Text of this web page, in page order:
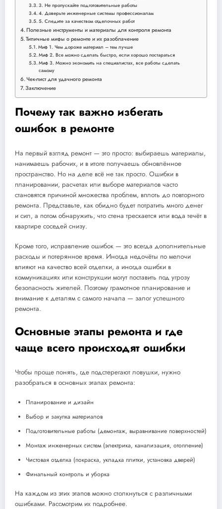
3. Не пропускайте подготовительные работы
4. Доверьте инженерные системы профессионалам
5. Следите за качеством отделочных работ
Полезные инструменты и материалы для контроля ремонта
Типичные мифы о ремонте и их разоблачение
Миф 1. Чем дороже материал – тем лучше
Миф 2. Все можно сделать быстро, если хорошо постараться
Миф 3. Можно экономить на специалистах, все работы сделать
самому
Чек-лист для удачного ремонта
Заключение
Почему так важно избегать
ошибок в ремонте
На первый взгляд ремонт — это просто: выбираешь материалы,
нанимаешь рабочих, и в итоге получаешь обновлённое
пространство. Но на деле всё не так просто. Ошибки в
планировании, расчетах или выборе материалов часто
становятся причиной множества проблем, вплоть до повторного
ремонта. Представьте, как обидно будет потратить много денег
и сил, а потом обнаружить, что стена трескается или вода течёт в
квартире соседей снизу.
Кроме того, исправление ошибок — это всегда дополнительные
расходы и потерянное время. Иногда недочёты по мелочи
влияют на качество всей отделки, а иногда ошибки в
коммуникациях или конструкции могут поставить под угрозу
безопасность жителей. Поэтому грамотное планирование и
внимание к деталям с самого начала — залог успешного
ремонта.
Основные этапы ремонта и где
чаще всего происходят ошибки
Чтобы проще понять, где подстерегают ловушки, нужно
разобраться в основных этапах ремонта:
Планирование и дизайн
Выбор и закупка материалов
Подготовительные работы (демонтаж, выравнивание поверхностей)
Монтаж инженерных систем (электрика, канализация, отопление)
Чистовая отделка (покраска, укладка плитки, установка дверей)
Финальный контроль и уборка
На каждом из этих этапов можно столкнуться с различными
ошибками. Рассмотрим их подробнее.